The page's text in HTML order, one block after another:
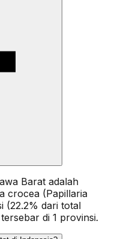
Barat adalah
crocea (Papillaria
(22.2% dari total
di 1 provinsi.